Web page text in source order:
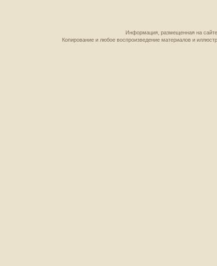
Информация, размещенная на
Копирование и любое воспроизведение материалов и